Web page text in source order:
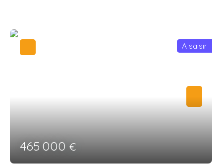
A saisir
465 000€